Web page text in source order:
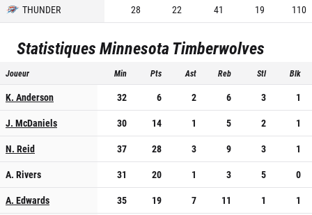
THUNDER
28 22 41 19 110
StatistiquesMinnesota Timberwolves
Joueur Min Pts Ast Reb Stl Blk
K. Anderson 32 6 2 6 3
1
J. McDaniels
30 14 1 5 2
1
N. Reid
37 28 3 9 3
1
A. Rivers
31 20 1 3 5
0
A. Edwards
35 19 7 11 1
1